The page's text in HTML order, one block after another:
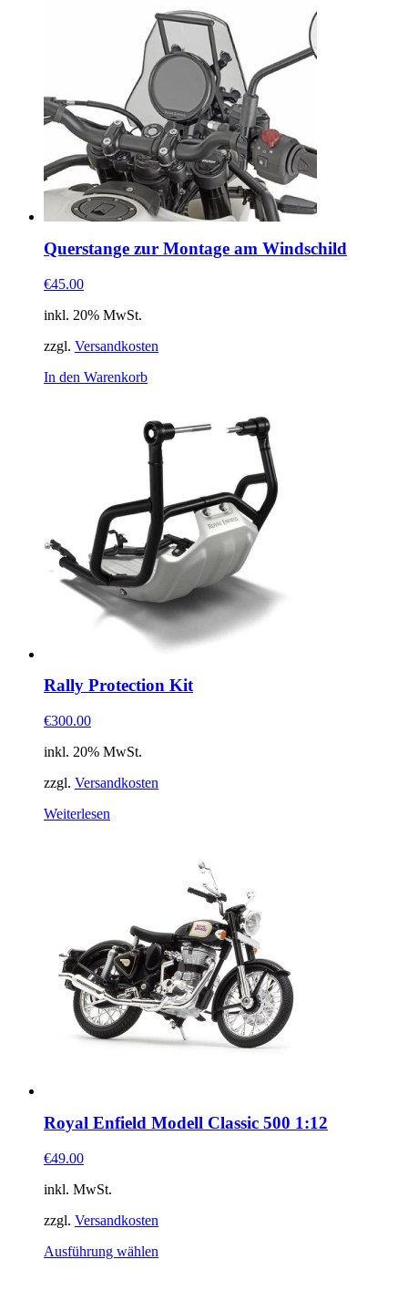
Querstange zur Montage am Windschild
€45.00
inkl. 20% MwSt.
zzgl. Versandkosten
In den Warenkorb
Rally Protection Kit
€300.00
inkl. 20% MwSt.
zzgl. Versandkosten
Weiterlesen
Royal Enfield Modell Classic 500 1:12
€49.00
inkl. MwSt.
zzgl. Versandkosten
Ausführung wählen